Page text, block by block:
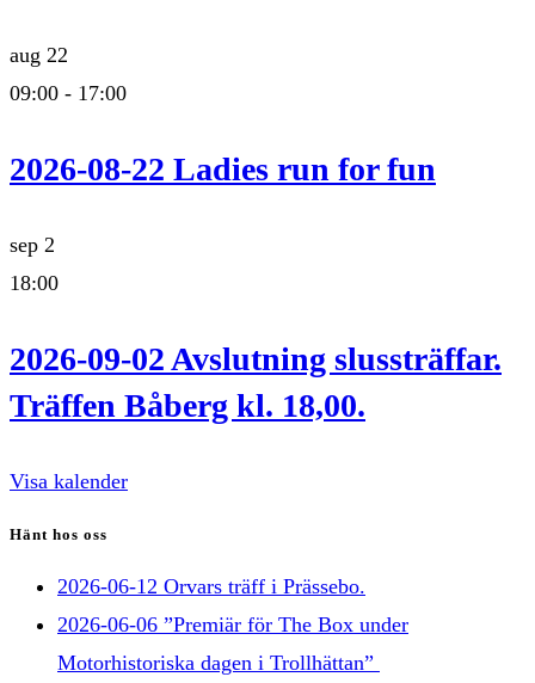
aug 22
09:00 - 17:00
2026-08-22 Ladies run for fun
sep 2
18:00
2026-09-02 Avslutning slussträffar.
Träffen Båberg kl. 18,00.
Visa kalender
Hänt hos oss
2026-06-12 Orvars träff i Prässebo.
2026-06-06 ”Premiär för The Box under
Motorhistoriska dagen i Trollhättan”